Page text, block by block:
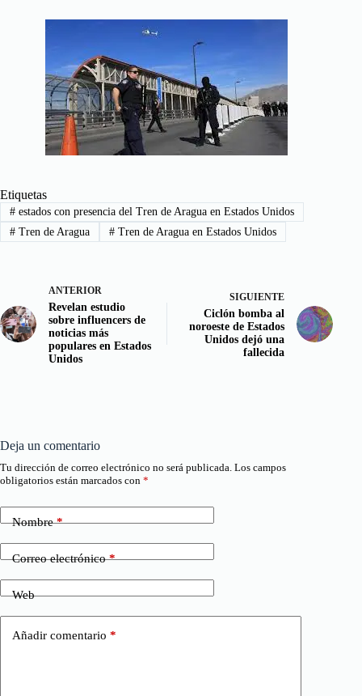
Etiquetas
#estados con presencia del Tren de Aragua en Estados Unidos
#Tren de Aragua #Tren de Aragua en Estados Unidos
ANTERIOR
Revelan estudio
sobre influencers de
noticias más
populares en Estados
Unidos
SIGUIENTE
Ciclón bomba al
noroeste de Estados
Unidos dejó una
fallecida
Deja un comentario
Tu dirección de correo electrónico no será publicada. Los campos
obligatorios están marcados con *
Nombre*
Correo electrónico*
Web
Añadir comentario *